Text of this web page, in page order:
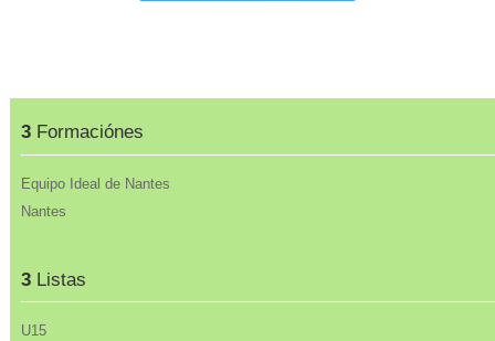
3Formaciónes
Equipo Ideal de Nantes
Nantes
3Listas
U15